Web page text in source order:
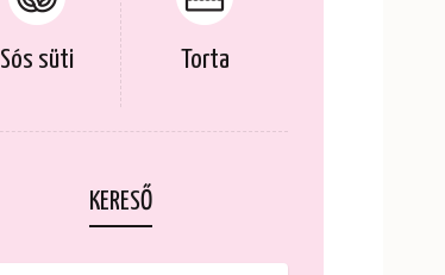
Sós süti Torta
KERESŐ